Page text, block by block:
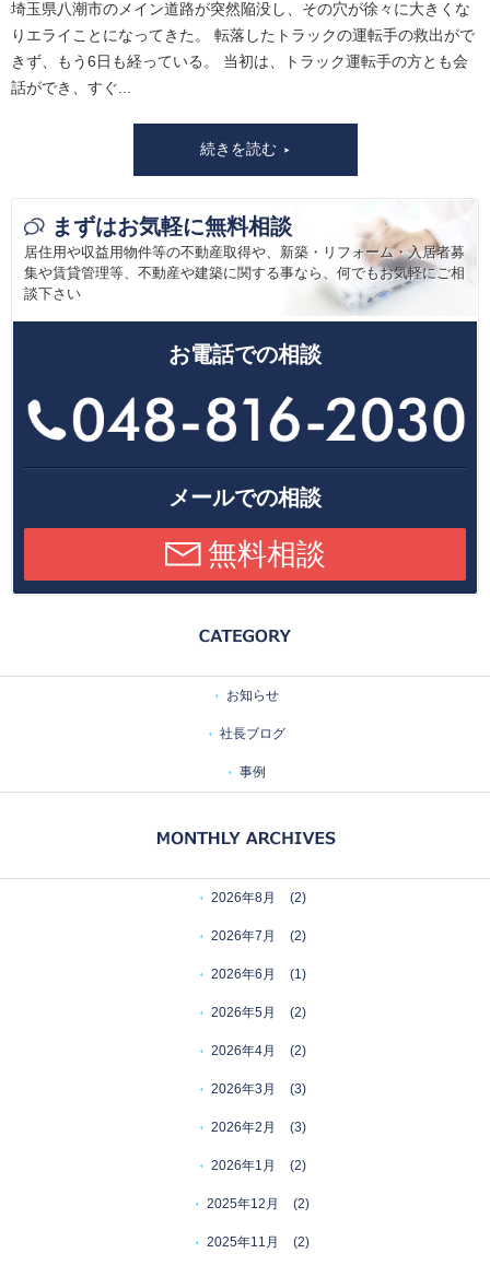
埼玉県八潮市のメイン道路が突然陥没し、その穴が徐々に大きくな
りエライことになってきた。 転落したトラックの運転手の救出がで
きず、もう6日も経っている。 当初は、トラック運転手の方とも会
話ができ、すぐ...
続きを読む
まずはお気軽に無料相談
居住用や収益用物件等の不動産取得や、新築・リフォーム・入居者募
集や賃貸管理等、 不動産や建築に関する事なら、何でもお気軽にご相
談下さい
お電話での相談
メールでの相談
無料相談
お知らせ
社長ブログ
事例
2026年8月 (2)
2026年7月 (2)
2026年6月 (1)
2026年5月 (2)
2026年4月 (2)
2026年3月 (3)
2026年2月 (3)
2026年1月 (2)
2025年12月 (2)
2025年11月 (2)